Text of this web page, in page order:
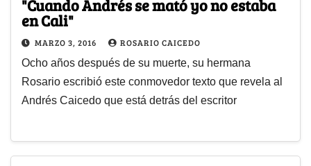
"Cuando Andrés se mató yo no estaba
en Cali"
MARZO 3, 2016 ROSARIO CAICEDO
Ocho años después de su muerte, su hermana
Rosario escribió este conmovedor texto que revela al
Andrés Caicedo que está detrás del escritor